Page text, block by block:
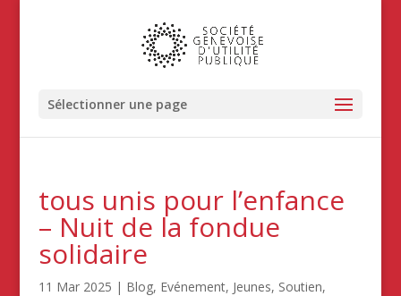
Sélectionner une page
tous unis pour l’enfance
– Nuit de la fondue
solidaire
11 Mar 2025 | Blog, Evénement, Jeunes, Soutien,